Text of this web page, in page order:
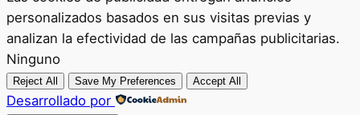
personalizados basados en sus visitas previas y
analizan la efectividad de las campañas publicitarias.
Ninguno
Reject All Save My Preferences Accept All
Desarrollado por